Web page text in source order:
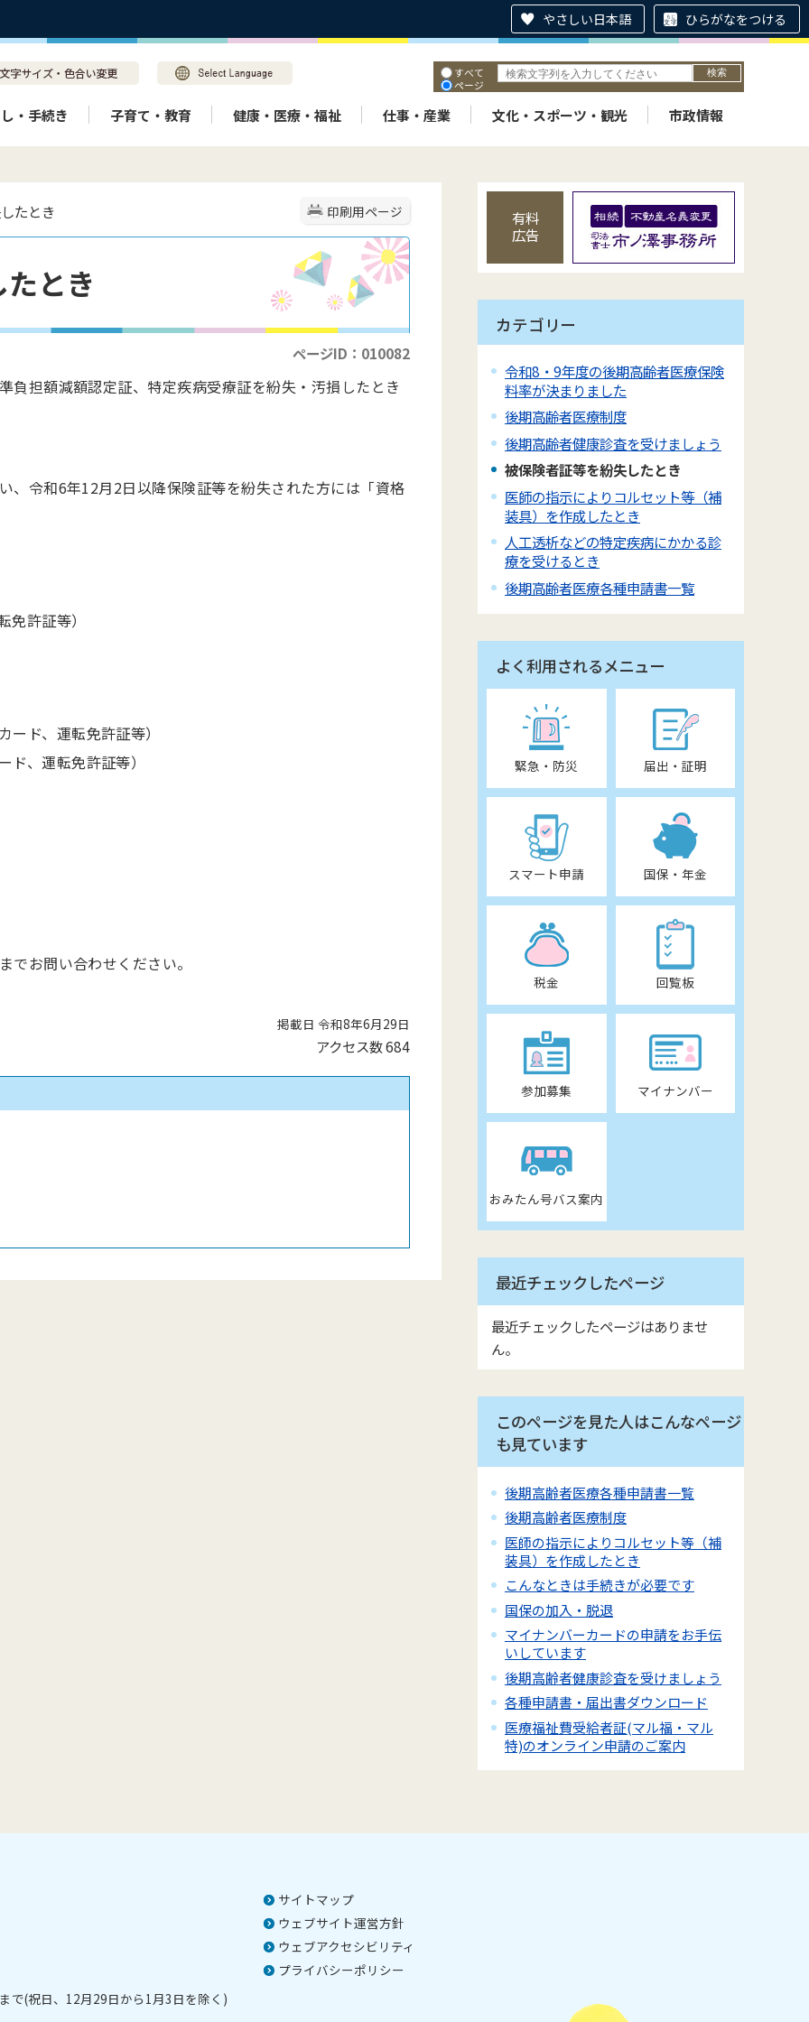
やさしい日本語 ひらがなをつける
すべて
ページ
・手続き 子育て・教育 健康・医療・福祉 仕事・産業 文化・スポーツ・観光 市政情報
印刷用ページ
たとき
とき
ページID：010082
負担額減額認定証、特定疾病受療証を紛失・汚損したとき
令和6年12月2日以降保険証等を紛失された方には「資格
許証等）
ド、運転免許証等）
、運転免許証等）
お問い合わせください。
掲載日 令和8年6月29日
アクセス数684
有料
広告
カテゴリー
令和8・9年度の後期高齢者医療保険
料率が決まりました
後期高齢者医療制度
後期高齢者健康診査を受けましょう
被保険者証等を紛失したとき
医師の指示によりコルセット等（補
装具）を作成したとき
人工透析などの特定疾病にかかる診
療を受けるとき
後期高齢者医療各種申請書一覧
よく利用されるメニュー
緊急・防災 届出・証明
スマート申請 国保・年金
税金 回覧板
参加募集 マイナンバー
おみたん号バス案内
最近チェックしたページ
最近チェックしたページはありませ
ん。
このページを見た人はこんなページ
も見ています
後期高齢者医療各種申請書一覧
後期高齢者医療制度
医師の指示によりコルセット等（補
装具）を作成したとき
こんなときは手続きが必要です
国保の加入・脱退
マイナンバーカードの申請をお手伝
いしています
後期高齢者健康診査を受けましょう
各種申請書・届出書ダウンロード
医療福祉費受給者証(マル福・マル
特)のオンライン申請のご案内
サイトマップ
ウェブサイト運営方針
ウェブアクセシビリティ
プライバシーポリシー
で(祝日、12月29日から1月3日を除く)